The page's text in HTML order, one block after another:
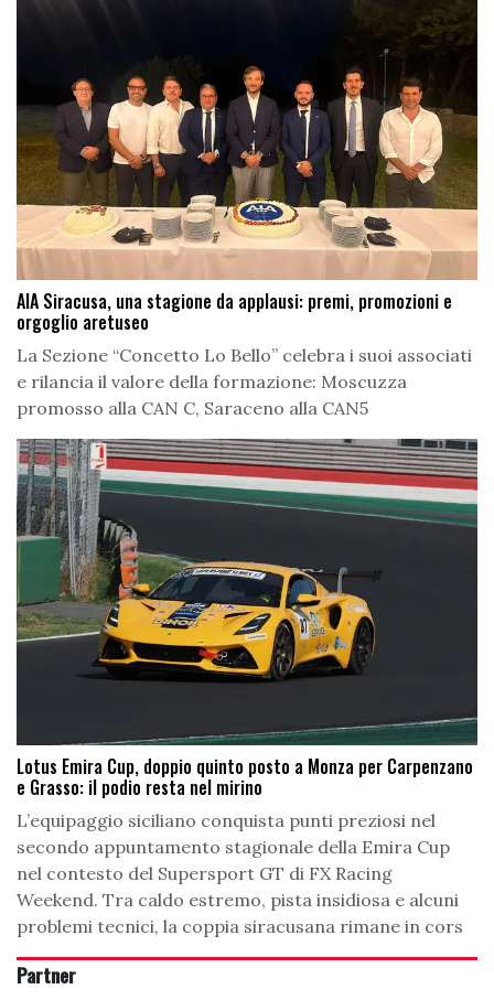
AIA Siracusa, una stagione da applausi: premi, promozioni e
orgoglio aretuseo
La Sezione “Concetto Lo Bello” celebra i suoi associati
e rilancia il valore della formazione: Moscuzza
promosso alla CAN C, Saraceno alla CAN5
Lotus Emira Cup, doppio quinto posto a Monza per Carpenzano
e Grasso: il podio resta nel mirino
L’equipaggio siciliano conquista punti preziosi nel
secondo appuntamento stagionale della Emira Cup
nel contesto del Supersport GT di FX Racing
Weekend. Tra caldo estremo, pista insidiosa e alcuni
problemi tecnici, la coppia siracusana rimane in cors
Partner